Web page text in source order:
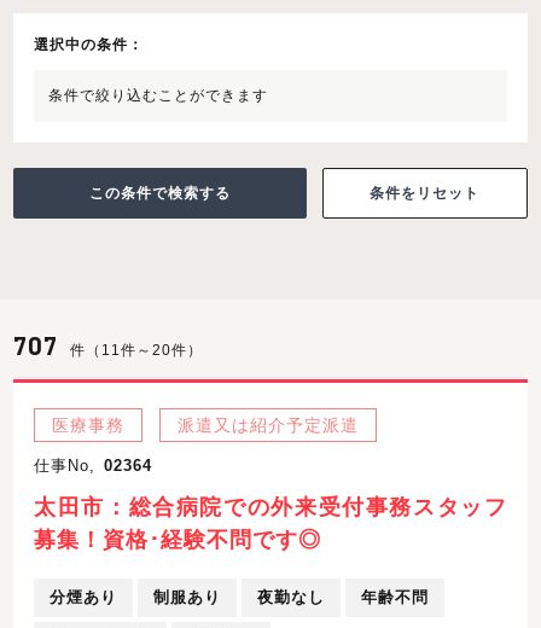
選択中の条件：
条件で絞り込むことができます
条件をリセット
707 件（11件～20件）
医療事務 派遣又は紹介予定派遣
仕事No, 02364
太田市：総合病院での外来受付事務スタッフ
募集！資格･経験不問です◎
分煙あり 制服あり 夜勤なし 年齢不問